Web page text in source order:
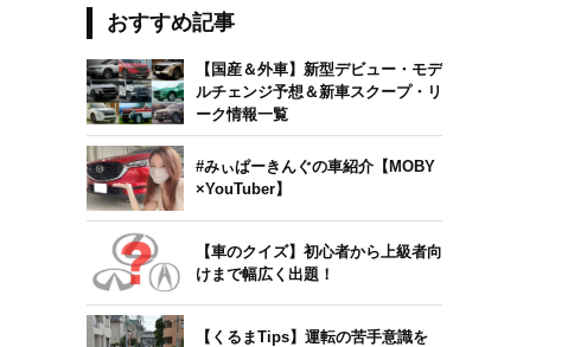
おすすめ記事
【国産＆外車】新型デビュー・モデ
ルチェンジ予想＆新車スクープ・リ
ーク情報一覧
#みぃぱーきんぐの車紹介【MOBY
×YouTuber】
【車のクイズ】初心者から上級者向
けまで幅広く出題！
【くるまTips】運転の苦手意識を